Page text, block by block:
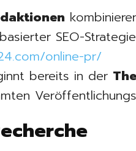
SEO-
online-pr/
bereits in der